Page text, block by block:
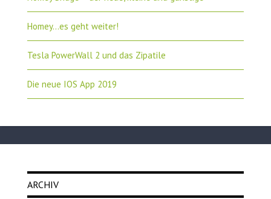
Homey…es geht weiter!
Tesla PowerWall 2 und das Zipatile
Die neue IOS App 2019
ARCHIV